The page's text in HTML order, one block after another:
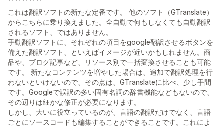
これは翻訳ソフトの新たな定番です。 他のソフト（GTranslate）
からこちらに乗り換えました。全自動で何もしなくても自動翻訳
されるソフト、ではありません。
手動翻訳ソフトに、それぞれの項目をgoogle翻訳させるボタンを
備えた翻訳ソフト、といえばイメージが近いかもしれません。商
品や、ブログ記事など、リソース別で一括変換させることも可能
です。 新たなコンテンツを増やした場合は、追加で翻訳処理を行
わないといけないので、その点は、GTranslateに比べ、少し手間
です。Googleで誤訳の多い固有名詞の辞書機能などもないので、
その辺りは細かな修正が必要になります。
しかし、大いに役立っているのが、言語の翻訳だけでなく、言語
ごとにソースコードも編集することができることです。これによ